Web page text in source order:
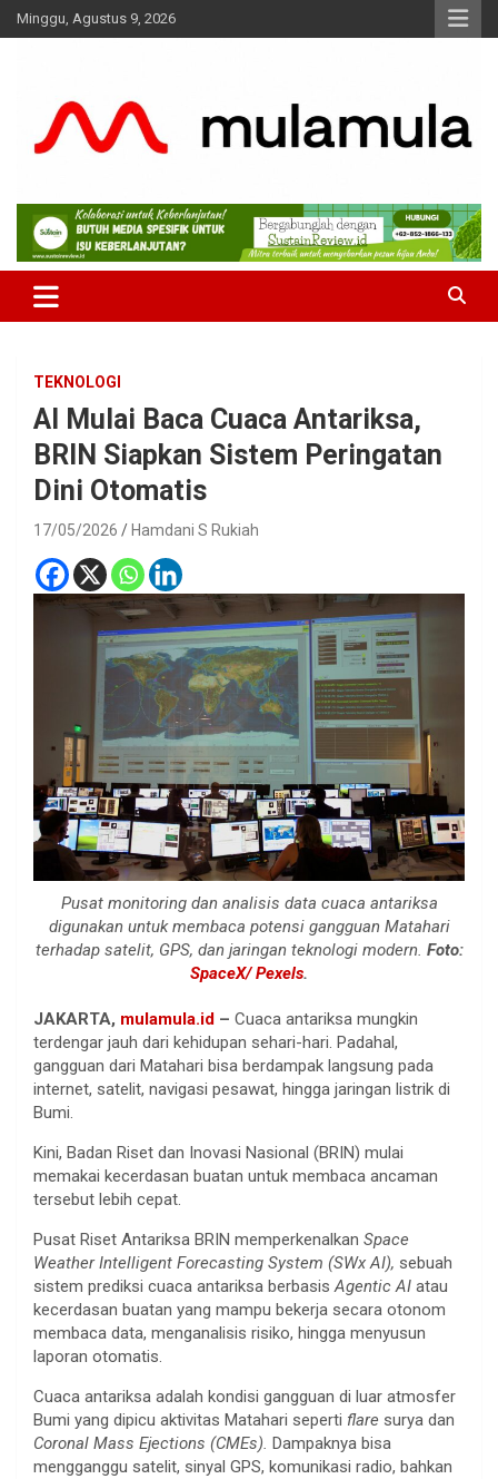
Skip
to
Minggu, Agustus 9, 2026
MulaMula
Medianya para Gen Z
TEKNOLOGI
AI Mulai Baca Cuaca Antariksa,
BRIN Siapkan Sistem Peringatan
Dini Otomatis
17/05/2026 Hamdani S Rukiah
Pusat monitoring dan analisis data cuaca antariksa
digunakan untuk membaca potensi gangguan Matahari
terhadap satelit, GPS, dan jaringan teknologi modern. Foto:
SpaceX/ Pexels.
JAKARTA, mulamula.id – Cuaca antariksa mungkin
terdengar jauh dari kehidupan sehari-hari. Padahal,
gangguan dari Matahari bisa berdampak langsung pada
internet, satelit, navigasi pesawat, hingga jaringan listrik di
Bumi.
Kini, Badan Riset dan Inovasi Nasional (BRIN) mulai
memakai kecerdasan buatan untuk membaca ancaman
tersebut lebih cepat.
Pusat Riset Antariksa BRIN memperkenalkan Space
Weather Intelligent Forecasting System (SWx AI), sebuah
sistem prediksi cuaca antariksa berbasisAgentic AI atau
kecerdasan buatan yang mampu bekerja secara otonom
membaca data, menganalisis risiko, hingga menyusun
laporan otomatis.
Cuaca antariksa adalah kondisi gangguan di luar atmosfer
Bumi yang dipicu aktivitas Matahari seperti flare surya dan
Coronal Mass Ejections (CMEs). Dampaknya bisa
mengganggu satelit, sinyal GPS, komunikasi radio, bahkan